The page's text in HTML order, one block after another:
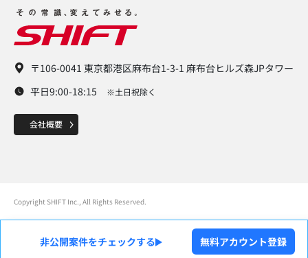
〒106-0041 東京都港区麻布台1-3-1 麻布台ヒルズ森JPタワー
平日9:00-18:15
※土日祝除く
Copyright SHIFT Inc., All Rights Reserved.
非公開案件をチェックする 無料アカウント登録